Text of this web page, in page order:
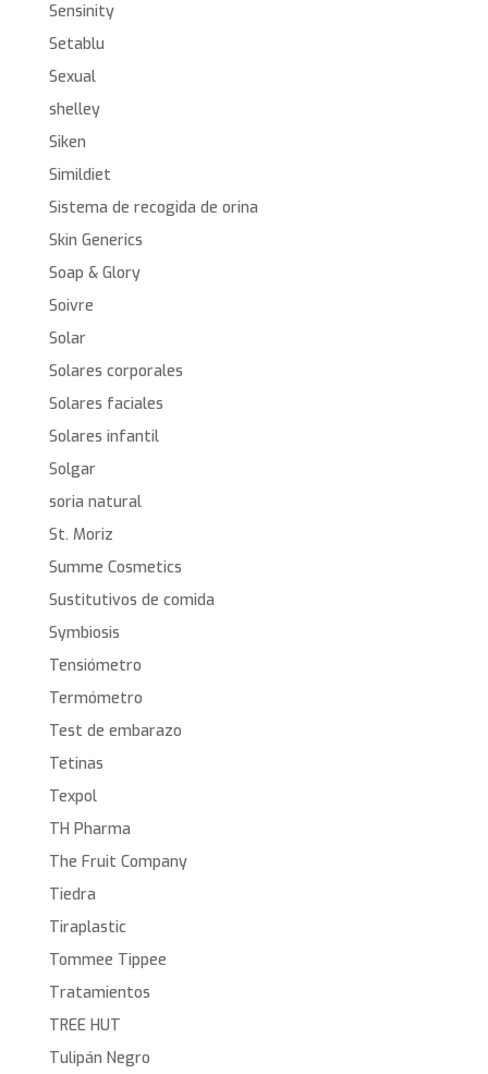
Sensinity
Setablu
Sexual
shelley
Siken
Simildiet
Sistema de recogida de orina
Skin Generics
Soap & Glory
Soivre
Solar
Solares corporales
Solares faciales
Solares infantil
Solgar
soria natural
St. Moriz
Summe Cosmetics
Sustitutivos de comida
Symbiosis
Tensiómetro
Termómetro
Test de embarazo
Tetinas
Texpol
TH Pharma
The Fruit Company
Tiedra
Tiraplastic
Tommee Tippee
Tratamientos
TREE HUT
Tulipán Negro